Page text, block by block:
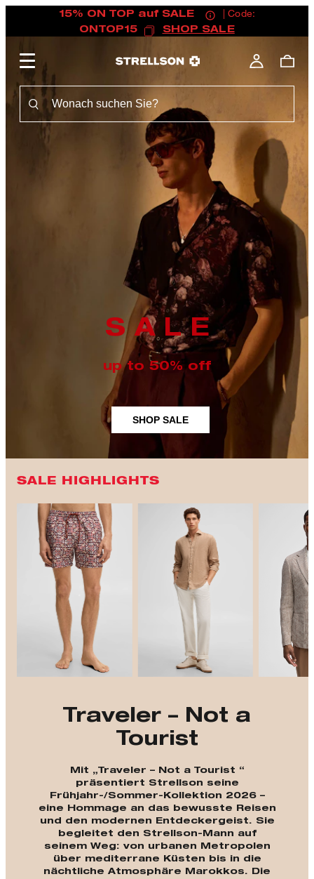
15% ON TOP auf SALE
| Code:
ONTOP15
SHOP SALE
S A L E
up to 50% off
SHOP SALE
SALE HIGHLIGHTS
Traveler – Not a
Tourist
Mit „Traveler – Not a Tourist “
präsentiert Strellson seine
Frühjahr-/Sommer-Kollektion 2026 –
eine Hommage an das bewusste Reisen
und den modernen Entdeckergeist. Sie
begleitet den Strellson-Mann auf
seinem Weg: von urbanen Metropolen
über mediterrane Küsten bis in die
nächtliche Atmosphäre Marokkos. Die